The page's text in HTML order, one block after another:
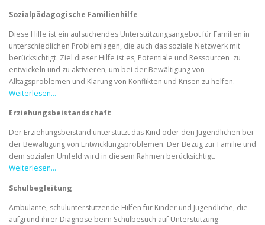
UNSERE RÄUME UNSER NETZWERK
Sozialpädagogische Familienhilfe
Diese Hilfe ist ein aufsuchendes Unterstützungsangebot für Familien in
unterschiedlichen Problemlagen, die auch das soziale Netzwerk mit
berücksichtigt. Ziel dieser Hilfe ist es, Potentiale und Ressourcen zu
entwickeln und zu aktivieren, um bei der Bewältigung von
Alltagsproblemen und Klärung von Konflikten und Krisen zu helfen.
Weiterlesen…
Erziehungsbeistandschaft
Der Erziehungsbeistand unterstützt das Kind oder den Jugendlichen bei
der Bewältigung von Entwicklungsproblemen. Der Bezug zur Familie und
dem sozialen Umfeld wird in diesem Rahmen berücksichtigt.
Weiterlesen…
Schulbegleitung
Ambulante, schulunterstützende Hilfen für Kinder und Jugendliche, die
aufgrund ihrer Diagnose beim Schulbesuch auf Unterstützung